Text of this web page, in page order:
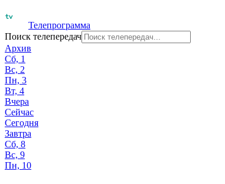
Телепрограмма
Поиск телепередач
Архив
Сб, 1
Вс, 2
Пн, 3
Вт, 4
Вчера
Сейчас
Сегодня
Завтра
Сб, 8
Вс, 9
Пн, 10